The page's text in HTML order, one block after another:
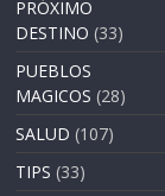
PRÓXIMO
DESTINO (33)
PUEBLOS
MAGICOS (28)
SALUD (107)
TIPS (33)